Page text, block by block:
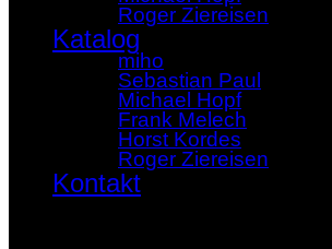
Roger Ziereisen
Katalog
miho
Sebastian Paul
Michael Hopf
Frank Melech
Horst Kordes
Roger Ziereisen
Kontakt